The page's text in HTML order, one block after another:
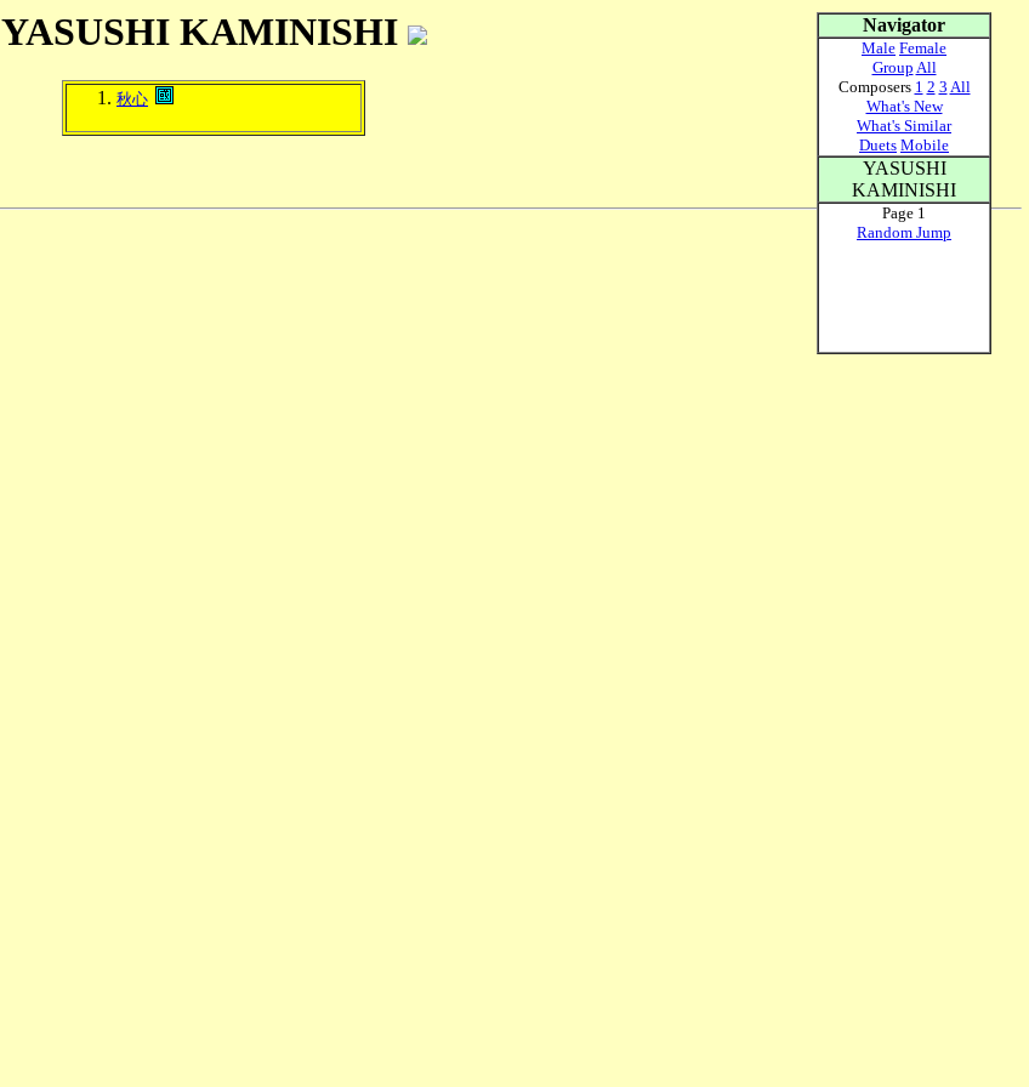
YASUSHI KAMINISHI
秋心
Navigator
Male Female
Group All
Composers 1 2 3 All
What's New
What's Similar
Duets Mobile
YASUSHI
KAMINISHI
Page 1
Random Jump